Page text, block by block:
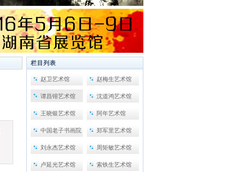
栏目列表
赵卫艺术馆 赵梅生艺术馆
谭昌镕艺术馆 沈道鸿艺术馆
王晓银艺术馆 阿年艺术馆
中国老子书画院 郑军里艺术馆
刘永杰艺术馆 周矩敏艺术馆
卢延光艺术馆 索铁生艺术馆